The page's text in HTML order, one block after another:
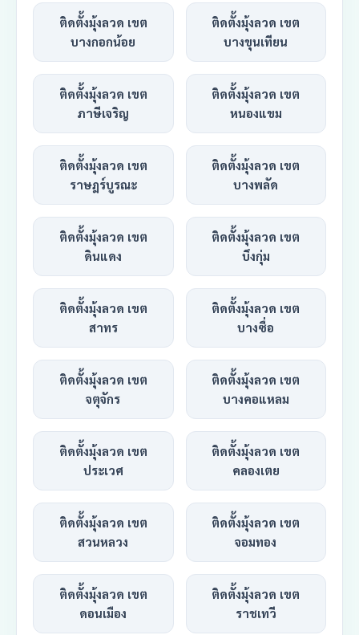
ติดตั้งมุ้งลวด เขต
บางกอกน้อย
ติดตั้งมุ้งลวด เขต
บางขุนเทียน
ติดตั้งมุ้งลวด เขต
ภาษีเจริญ
ติดตั้งมุ้งลวด เขต
หนองแขม
ติดตั้งมุ้งลวด เขต
ราษฎร์บูรณะ
ติดตั้งมุ้งลวด เขต
บางพลัด
ติดตั้งมุ้งลวด เขต
ดินแดง
ติดตั้งมุ้งลวด เขต
บึงกุ่ม
ติดตั้งมุ้งลวด เขต
สาทร
ติดตั้งมุ้งลวด เขต
บางซื่อ
ติดตั้งมุ้งลวด เขต
จตุจักร
ติดตั้งมุ้งลวด เขต
บางคอแหลม
ติดตั้งมุ้งลวด เขต
ประเวศ
ติดตั้งมุ้งลวด เขต
คลองเตย
ติดตั้งมุ้งลวด เขต
สวนหลวง
ติดตั้งมุ้งลวด เขต
จอมทอง
ติดตั้งมุ้งลวด เขต
ดอนเมือง
ติดตั้งมุ้งลวด เขต
ราชเทวี